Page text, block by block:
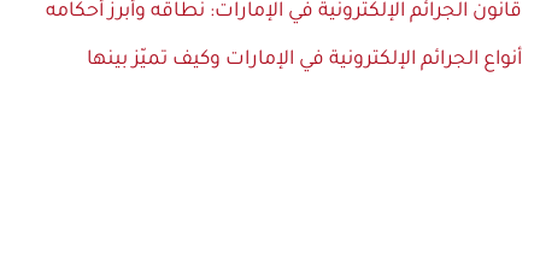
قانون الجرائم الإلكترونية في الإمارات: نطاقه وأبرز أحكامه
أنواع الجرائم الإلكترونية في الإمارات وكيف تميّز بينها